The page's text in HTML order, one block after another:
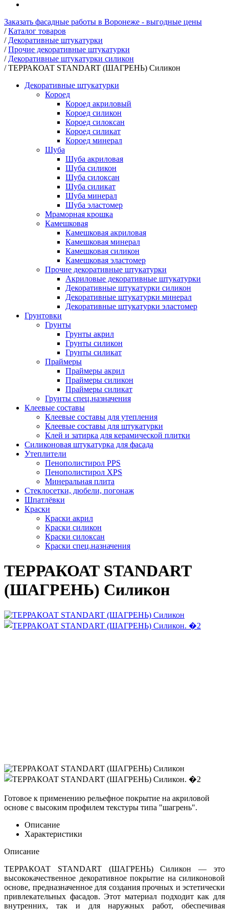
Заказать фасадные работы в Воронеже - выгодные цены
/ Каталог товаров
/ Декоративные штукатурки
/ Прочие декоративные штукатурки
/ Декоративные штукатурки силикон
/ ТЕРРАКОАТ STANDART (ШАГРЕНЬ) Силикон
Декоративные штукатурки
Короед
Короед акриловый
Короед силикон
Короед силоксан
Короед силикат
Короед минерал
Шуба
Шуба акриловая
Шуба силикон
Шуба силоксан
Шуба силикат
Шуба минерал
Шуба эластомер
Мраморная крошка
Камешковая
Камешковая акриловая
Камешковая минерал
Камешковая силикон
Камешковая эластомер
Прочие декоративные штукатурки
Акриловые декоративные штукатурки
Декоративные штукатурки силикон
Декоративные штукатурки минерал
Декоративные штукатурки эластомер
Грунтовки
Грунты
Грунты акрил
Грунты силикон
Грунты силикат
Праймеры
Праймеры акрил
Праймеры силикон
Праймеры силикат
Грунты спец.назначения
Клеевые составы
Клеевые составы для утепления
Клеевые составы для штукатурки
Клей и затирка для керамической плитки
Силиконовая штукатурка для фасада
Утеплители
Пенополистирол PPS
Пенополистирол XPS
Минеральная плита
Стеклосетки, дюбели, погонаж
Шпатлёвки
Краски
Краски акрил
Краски силикон
Краски силоксан
Краски спец.назначения
ТЕРРАКОАТ STANDART
(ШАГРЕНЬ) Силикон
Готовое к применению рельефное покрытие на акриловой
основе с высоким профилем текстуры типа "шагрень".
Описание
Характеристики
Описание
ТЕРРАКОАТ STANDART (ШАГРЕНЬ) Силикон — это
высококачественное декоративное покрытие на силиконовой
основе, предназначенное для создания прочных и эстетически
привлекательных фасадов. Этот материал подходит как для
внутренних, так и для наружных работ, обеспечивая